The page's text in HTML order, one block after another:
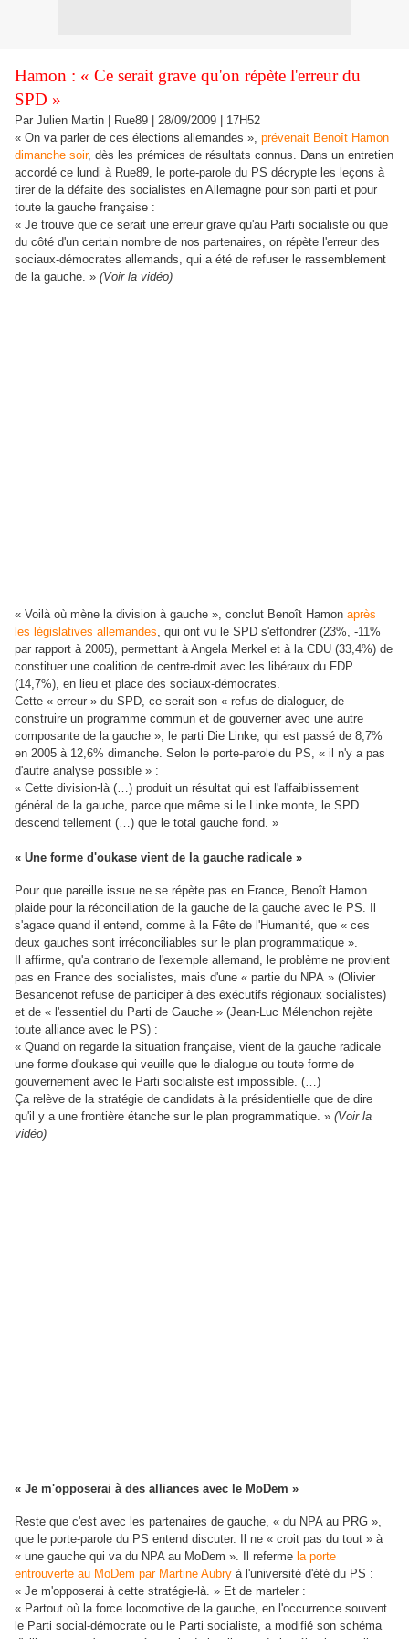
Hamon : « Ce serait grave qu'on répète l'erreur du
SPD »
Par Julien Martin | Rue89 | 28/09/2009 | 17H52
« On va parler de ces élections allemandes », prévenait Benoît Hamon
dimanche soir, dès les prémices de résultats connus. Dans un entretien
accordé ce lundi à Rue89, le porte-parole du PS décrypte les leçons à
tirer de la défaite des socialistes en Allemagne pour son parti et pour
toute la gauche française :
« Je trouve que ce serait une erreur grave qu'au Parti socialiste ou que
du côté d'un certain nombre de nos partenaires, on répète l'erreur des
sociaux-démocrates allemands, qui a été de refuser le rassemblement
de la gauche. » (Voir la vidéo)
« Voilà où mène la division à gauche », conclut Benoît Hamon après
les législatives allemandes, qui ont vu le SPD s'effondrer (23%, -11%
par rapport à 2005), permettant à Angela Merkel et à la CDU (33,4%) de
constituer une coalition de centre-droit avec les libéraux du FDP
(14,7%), en lieu et place des sociaux-démocrates.
Cette « erreur » du SPD, ce serait son « refus de dialoguer, de
construire un programme commun et de gouverner avec une autre
composante de la gauche », le parti Die Linke, qui est passé de 8,7%
en 2005 à 12,6% dimanche. Selon le porte-parole du PS, « il n'y a pas
d'autre analyse possible » :
« Cette division-là (…) produit un résultat qui est l'affaiblissement
général de la gauche, parce que même si le Linke monte, le SPD
descend tellement (…) que le total gauche fond. »
« Une forme d'oukase vient de la gauche radicale »
Pour que pareille issue ne se répète pas en France, Benoît Hamon
plaide pour la réconciliation de la gauche de la gauche avec le PS. Il
s'agace quand il entend, comme à la Fête de l'Humanité, que « ces
deux gauches sont irréconciliables sur le plan programmatique ».
Il affirme, qu'a contrario de l'exemple allemand, le problème ne provient
pas en France des socialistes, mais d'une « partie du NPA » (Olivier
Besancenot refuse de participer à des exécutifs régionaux socialistes)
et de « l'essentiel du Parti de Gauche » (Jean-Luc Mélenchon rejète
toute alliance avec le PS) :
« Quand on regarde la situation française, vient de la gauche radicale
une forme d'oukase qui veuille que le dialogue ou toute forme de
gouvernement avec le Parti socialiste est impossible. (…)
Ça relève de la stratégie de candidats à la présidentielle que de dire
qu'il y a une frontière étanche sur le plan programmatique. » (Voir la
vidéo)
« Je m'opposerai à des alliances avec le MoDem »
Reste que c'est avec les partenaires de gauche, « du NPA au PRG »,
que le porte-parole du PS entend discuter. Il ne « croit pas du tout » à
« une gauche qui va du NPA au MoDem ». Il referme la porte
entrouverte au MoDem par Martine Aubry à l'université d'été du PS :
« Je m'opposerai à cette stratégie-là. » Et de marteler :
« Partout où la force locomotive de la gauche, en l'occurrence souvent
le Parti social-démocrate ou le Parti socialiste, a modifié son schéma